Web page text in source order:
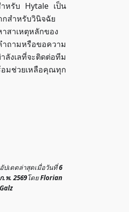
หรับ Hytale เป็น
สำหรับวินิจฉัย
สาเหตุหลักของ
ถามหรือขอความ
งเลที่จะติดต่อทีม
มช่วยเหลือคุณทุก
อัปเดตล่าสุดเมื่อวันที่6
ก.พ. 2569โดยFlorian
Galz